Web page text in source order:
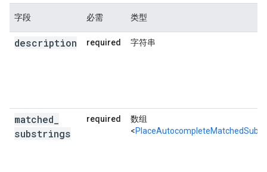
字段 必需 类型
description required 字符串
matched
substrings
required
数组
<